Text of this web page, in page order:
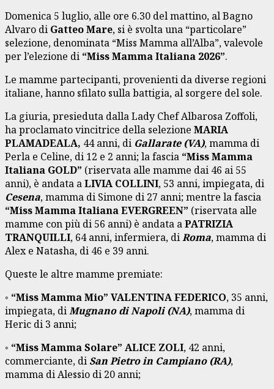
Domenica 5 luglio, alle ore 6.30 del mattino, al Bagno
Alvaro di Gatteo Mare, si è svolta una “particolare”
selezione, denominata “Miss Mamma all’Alba”, valevole
per l’elezione di “Miss Mamma Italiana 2026”.
Le mamme partecipanti, provenienti da diverse regioni
italiane, hanno sfilato sulla battigia, al sorgere del sole.
La giuria, presieduta dalla Lady Chef Albarosa Zoffoli,
ha proclamato vincitrice della selezione MARIA
PLAMADEALA, 44 anni, di Gallarate (VA), mamma di
Perla e Celine, di 12 e 2 anni; la fascia “Miss Mamma
Italiana GOLD” (riservata alle mamme dai 46 ai 55
anni), è andata aLIVIA COLLINI, 53 anni, impiegata, di
Cesena, mamma di Simone di 27 anni; mentre la fascia
“Miss Mamma Italiana EVERGREEN” (riservata alle
mamme con più di 56 anni) è andata aPATRIZIA
TRANQUILLI, 64 anni, infermiera, diRoma, mamma di
Alex e Natasha, di 46 e 39 anni.
Queste le altre mamme premiate:
◦ “Miss Mamma Mio” VALENTINA FEDERICO, 35 anni,
impiegata, diMugnano di Napoli (NA), mamma di
Heric di 3 anni;
◦ “Miss Mamma Solare” ALICE ZOLI, 42 anni,
commerciante, di San Pietro in Campiano (RA),
mamma di Alessio di 20 anni;